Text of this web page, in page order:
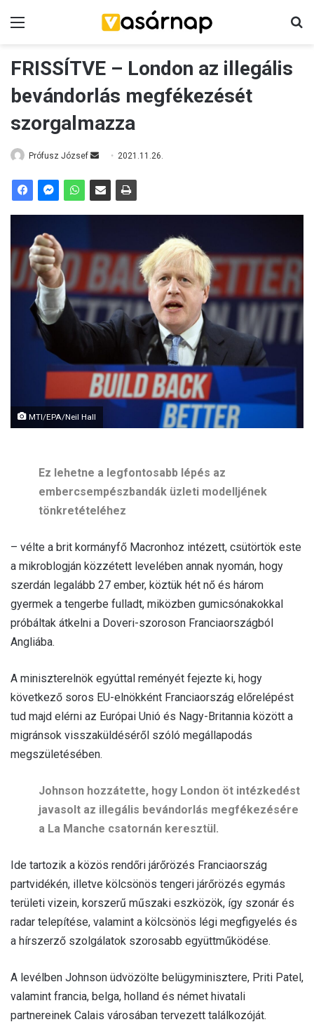
FRISSÍTVE – London az illegális
bevándorlás megfékezését
szorgalmazza
Prófusz József
n
e
m
a
i
l
2021.11.26.
MTI/EPA/Neil Hall
Ez lehetne a legfontosabb lépés az
embercsempészbandák üzleti modelljének
tönkretételéhez
– vélte a brit kormányfő Macronhoz intézett, csütörtök este
a mikroblogján közzétett levelében annak nyomán, hogy
szerdán legalább 27 ember, köztük hét nő és három
gyermek a tengerbe fulladt, miközben gumicsónakokkal
próbáltak átkelni a Doveri-szoroson Franciaországból
Angliába.
A miniszterelnök egyúttal reményét fejezte ki, hogy
következő soros EU-elnökként Franciaország előrelépést
tud majd elérni az Európai Unió és Nagy-Britannia között a
migránsok visszaküldéséről szóló megállapodás
megszületésében.
Johnson hozzátette, hogy London öt intézkedést
javasolt az illegális bevándorlás megfékezésére
a La Manche csatornán keresztül.
Ide tartozik a közös rendőri járőrözés Franciaország
partvidékén, illetve kölcsönös tengeri járőrözés egymás
területi vizein, korszerű műszaki eszközök, így szonár és
radar telepítése, valamint a kölcsönös légi megfigyelés és
a hírszerző szolgálatok szorosabb együttműködése.
A levélben Johnson üdvözölte belügyminisztere, Priti Patel,
valamint francia, belga, holland és német hivatali
partnereinek Calais városában tervezett találkozóját.